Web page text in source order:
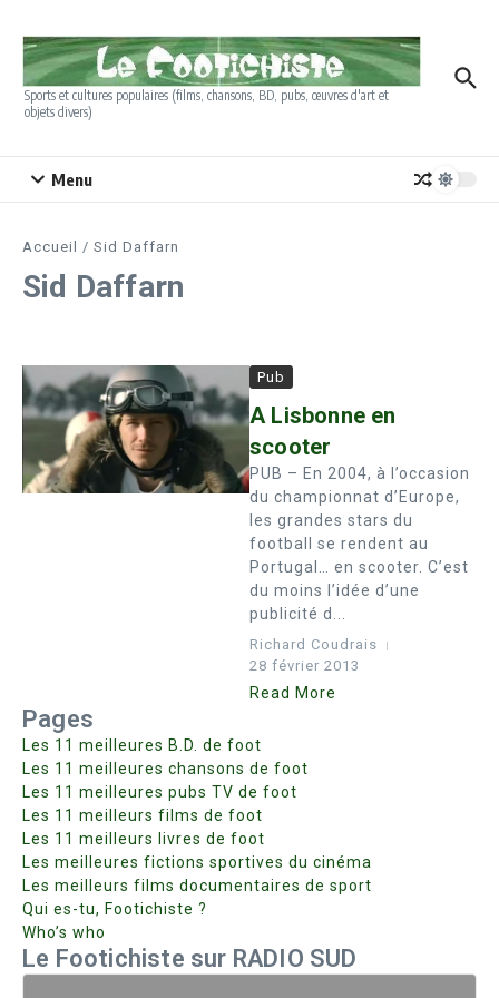
Sports et cultures populaires (films, chansons, BD, pubs, œuvres d'art et
objets divers)
Menu
Accueil / Sid Daffarn
Sid Daffarn
Pub
A Lisbonne en
scooter
PUB – En 2004, à l’occasion
du championnat d’Europe,
les grandes stars du
football se rendent au
Portugal… en scooter. C’est
du moins l’idée d’une
publicité d...
Richard Coudrais
28 février 2013
Read More
Pages
Les 11 meilleures B.D. de foot
Les 11 meilleures chansons de foot
Les 11 meilleures pubs TV de foot
Les 11 meilleurs films de foot
Les 11 meilleurs livres de foot
Les meilleures fictions sportives du cinéma
Les meilleurs films documentaires de sport
Qui es-tu, Footichiste ?
Who’s who
Le Footichiste sur RADIO SUD